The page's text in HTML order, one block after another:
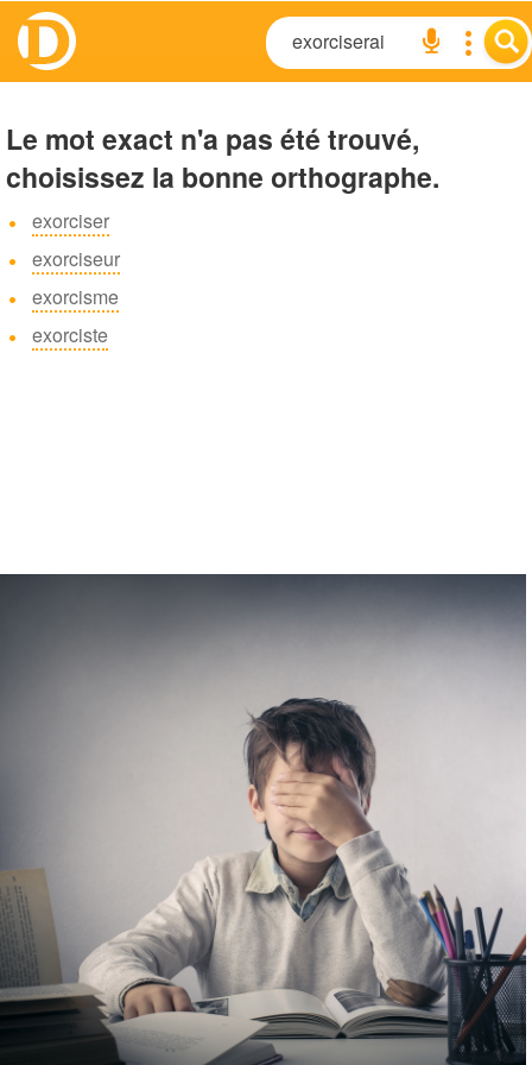
Le mot exact n'a pas été trouvé,
choisissez la bonne orthographe.
exorciser
exorciseur
exorcisme
exorciste